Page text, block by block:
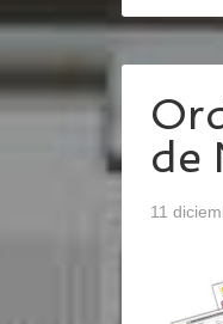
de
11